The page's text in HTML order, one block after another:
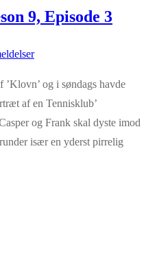
9, Episode 3
og i søndags havde
af en Tennisklub’
og Frank skal dyste imod
især en yderst pirrelig